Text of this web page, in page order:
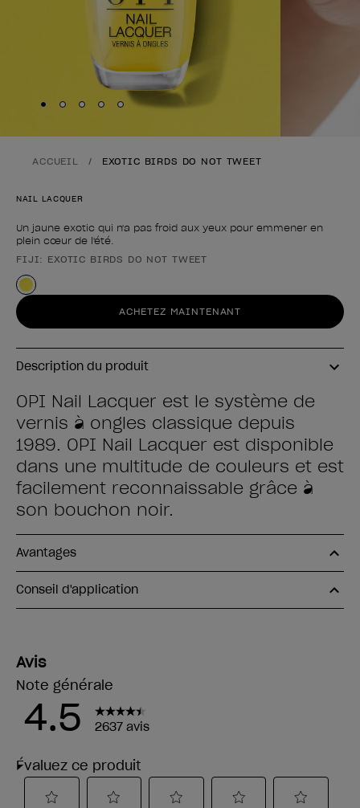
Skip to slide
Skip to slide2
Skip to slide3
Skip to slide4
Skip to slide
ACCUEIL EXOTIC BIRDS DO NOT TWEET
NAIL LACQUER
Un jaune exotic qui n'a pas froid aux yeux pour emmener en
plein cœur de l'été.
Forme du produit
FIJI: EXOTIC BIRDS DO NOT TWEET
ACHETEZ MAINTENANT
Description du produit
OPI Nail Lacquer est le système de
vernis à ongles classique depuis
1989. OPI Nail Lacquer est disponible
dans une multitude de couleurs et est
facilement reconnaissable grâce à
son bouchon noir.
Avantages
Conseil d'application